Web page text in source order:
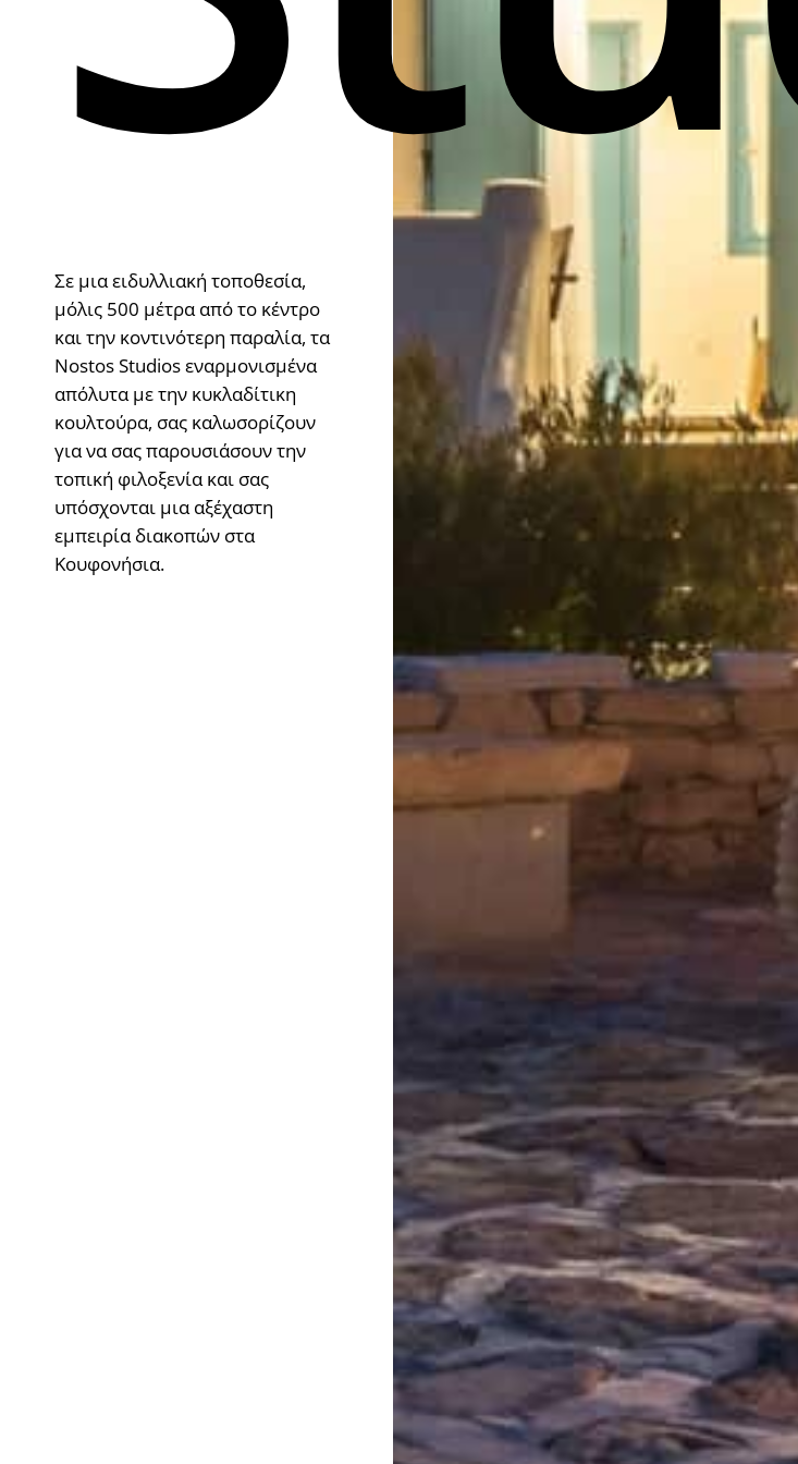
Σε μια ειδυλλιακή τοποθεσία,
μόλις 500 μέτρα από το κέντρο
και την κοντινότερη παραλία, τα
Nostos Studios εναρμονισμένα
απόλυτα με την κυκλαδίτικη
κουλτούρα, σας καλωσορίζουν
για να σας παρουσιάσουν την
τοπική φιλοξενία και σας
υπόσχονται μια αξέχαστη
εμπειρία διακοπών στα
Κουφονήσια.